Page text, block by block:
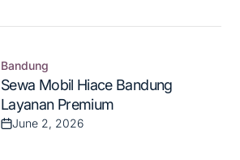
Posted
in
Bandung
Sewa Mobil Hiace Bandung
Layanan Premium
Post
June 2, 2026